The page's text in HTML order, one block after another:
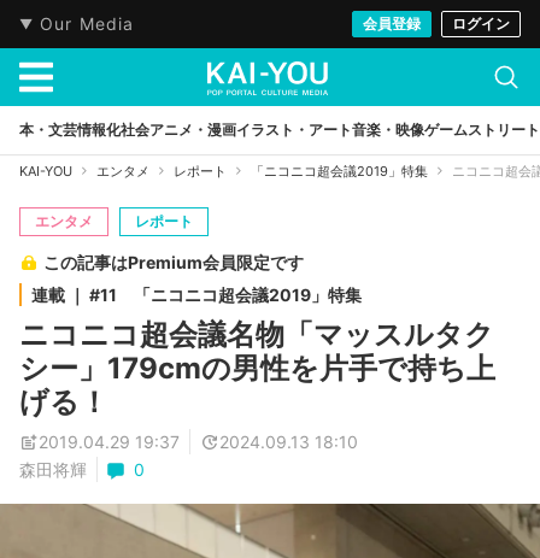
Our Media 会員登録 ログイン
本・文芸情報化社会アニメ・漫画イラスト・アート音楽・映像ゲームストリート
KAI-YOU エンタメ レポート 「ニコニコ超会議2019」特集 ニコニコ超会
エンタメ レポート
この記事はPremium会員限定です
連載 ｜ #11 「ニコニコ超会議2019」特集
ニコニコ超会議名物「マッスルタク
シー」179cmの男性を片手で持ち上
げる！
2019.04.29 19:37
2024.09.13 18:10
森田将輝
0